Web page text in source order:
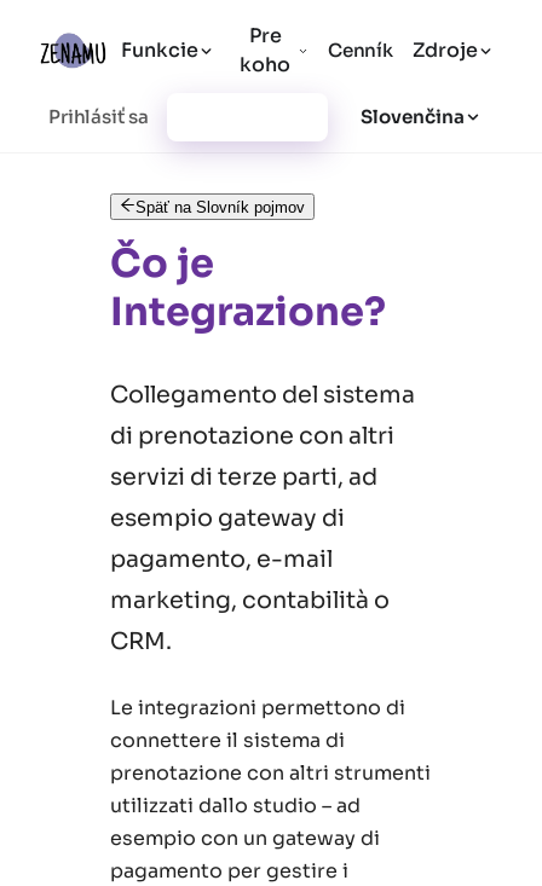
Funkcie
Pre
koho
Cenník Zdroje
Prihlásiť sa Slovenčina
Späť na Slovník pojmov
Čo je
Integrazione?
Collegamento del sistema
di prenotazione con altri
servizi di terze parti, ad
esempio gateway di
pagamento, e-mail
marketing, contabilità o
CRM.
Le integrazioni permettono di
connettere il sistema di
prenotazione con altri strumenti
utilizzati dallo studio – ad
esempio con un gateway di
pagamento per gestire i